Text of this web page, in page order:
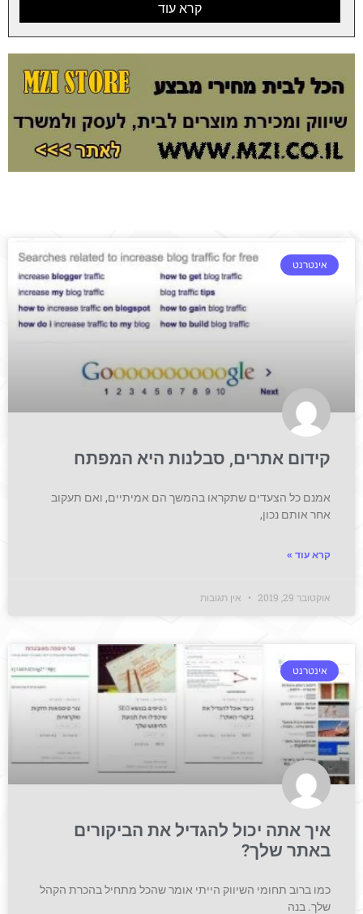
קרא עוד
אינטרנט
קידום אתרים, סבלנות היא המפתח
אמנם כל הצעדים שתקראו בהמשך הם אמיתיים, ואם תעקוב
אחר אותם נכון,
קרא עוד »
אוקטובר 29, 2019 אין תגובות
אינטרנט
איך אתה יכול להגדיל את הביקורים
באתר שלך?
כמו ברוב תחומי השיווק הייתי אומר שהכל מתחיל בהכרת הקהל
שלך. בנה